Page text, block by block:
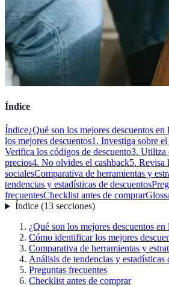
Índice
Índice¿Qué son los mejores descuentos en
los mejores descuentos1. Investiga sobre
Verifica los códigos de descuento3. Utiliza
precios4. No olvides el cashback5. Revisa
socialesComparativa de herramientas y
tendencias y estadísticas de descuentos
frecuentesChecklist antes de comprar
Índice(13 secciones)
¿Qué son los mejores descuentos en
Cómo identificar los mejores
Comparativa de herramientas y
Análisis de tendencias y estadísticas
Preguntas frecuentes
Checklist antes de comprar